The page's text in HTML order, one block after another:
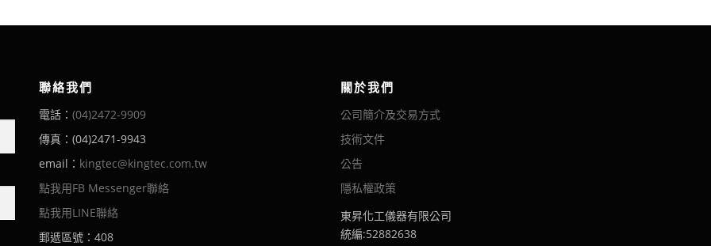
聯絡我們
電話： (04)2472-9909
傳真：(04)2471-9943
email： kingtec@kingtec.com.tw
點我用FB Messenger聯絡
點我用LINE聯絡
郵遞區號：408
關於我們
公司簡介及交易方式
技術文件
公告
隱私權政策
東昇化工儀器有限公司
統編:52882638